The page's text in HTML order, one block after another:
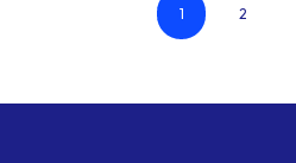
1 2